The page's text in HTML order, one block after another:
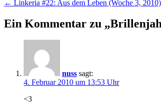
Beitragsnavigation
← Linkeria #22: Aus dem Leben (Woche 3, 2010)
Ein Kommentar zu „
nuss sagt:
4. Februar 2010 um 13:53 Uhr
<3